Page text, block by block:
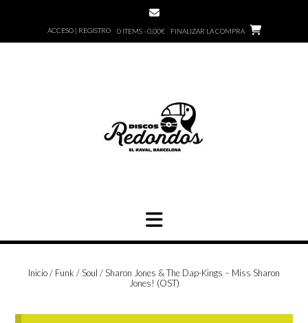
ACCESO | REGISTRO 0 ITEMS - 0,00€ FINALIZAR LA COMPRA
Inicio/ Funk / Soul / Sharon Jones & The Dap-Kings – Miss Sharon
Jones! (OST)